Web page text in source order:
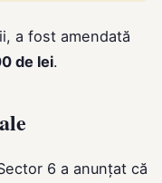
a fost amendată
de lei.
6 a anunțat că